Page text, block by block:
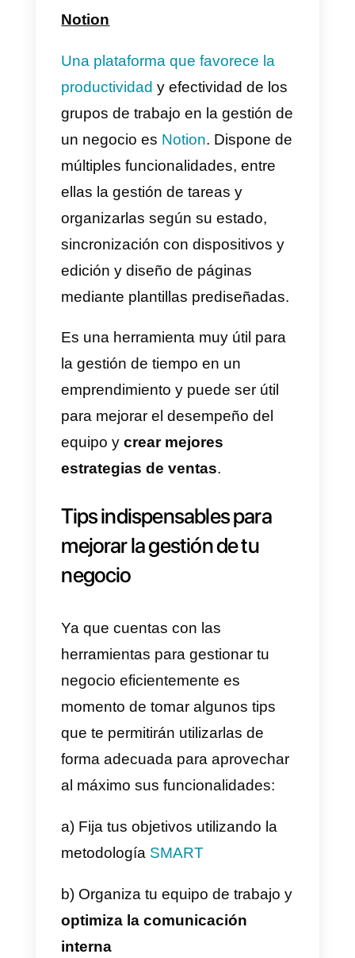
Asana
Asana
fue creado con la finalidad
de aumentar la productividad de
las empresas. Es un gestor
versátil útil tanto para
emprendedores que cuentan con
un equipo de trabajo como para
emprendedores autónomos.
La plataforma te permite ver
evolucionan tus proyectos en el
tiempo, puedes facilitar el trabajo
ordenando las tareas de acuerdo
al orden de importancia. En cada
proyecto, podrás adjuntar
documentos, imágenes e
información que estará a tu
progreso de algún proyecto. Sin
duda alguna, la eficiencia y
productividad son dos palabras
que definen a esta plataforma
para llevar tu emprendimiento.
Si bien es una plataforma
sencilla,Google calendares una
herramienta gratuita e importante